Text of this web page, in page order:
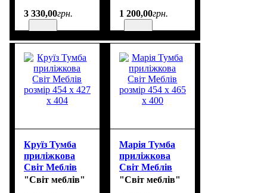
3 330,00грн.
525 х 420
1 200,00грн.
Круїз Тумба
приліжкова
Світ Меблів
розмір 454 х
"Світ меблів"
Марія Тумба
приліжкова
Світ Меблів
розмір 454 х
"Світ меблів"